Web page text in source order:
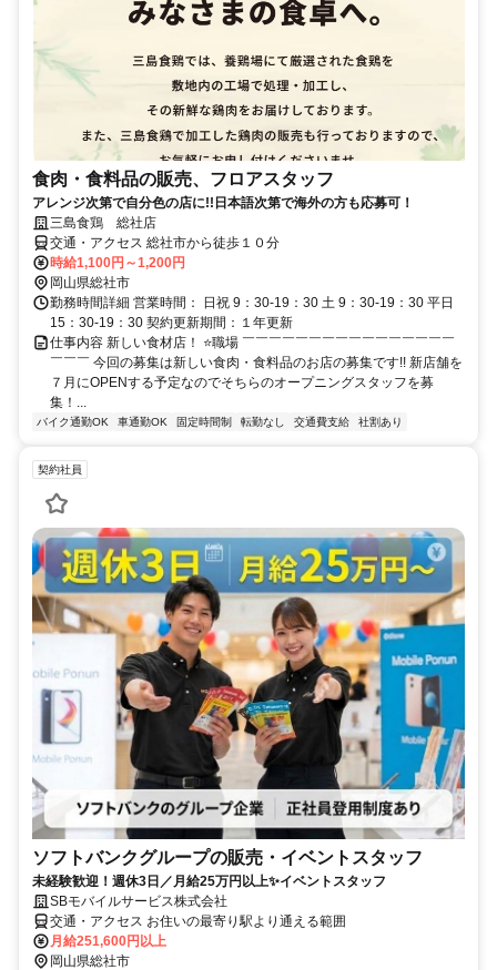
食肉・食料品の販売、フロアスタッフ
アレンジ次第で自分色の店に!!日本語次第で海外の方も応募可！
三島食鶏 総社店
交通・アクセス 総社市から徒歩１０分
時給1,100円～1,200円
岡山県総社市
勤務時間詳細 営業時間： 日祝 9：30-19：30 土 9：30-19：30 平日
15：30-19：30 契約更新期間：１年更新
仕事内容 新しい食材店！ ⭐職場 ￣￣￣￣￣￣￣￣￣￣￣￣￣￣￣￣
￣￣￣ 今回の募集は新しい食肉・食料品のお店の募集です!! 新店舗を
７月にOPENする予定なのでそちらのオープニングスタッフを募
集！...
バイク通勤OK 車通勤OK 固定時間制 転勤なし 交通費支給 社割あり
契約社員
ソフトバンクグループの販売・イベントスタッフ
未経験歓迎！週休3日／月給25万円以上✨イベントスタッフ
SBモバイルサービス株式会社
交通・アクセス お住いの最寄り駅より通える範囲
月給251,600円以上
岡山県総社市